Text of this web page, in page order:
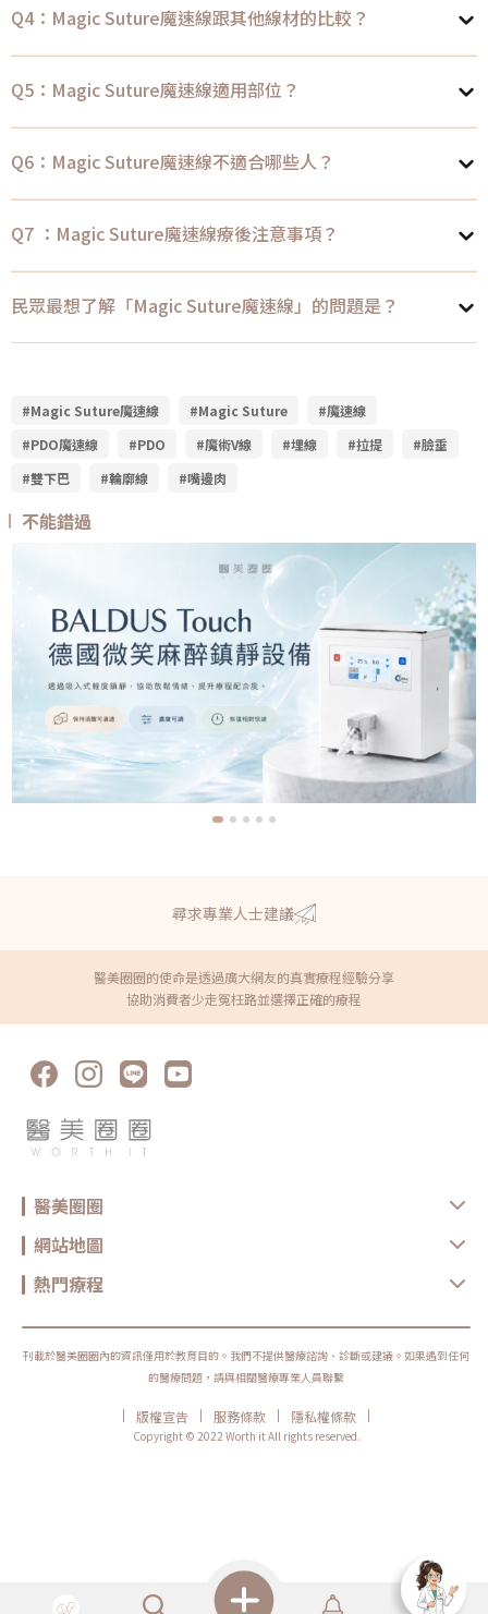
Q4：Magic Suture魔速線跟其他線材的比較？
Q5：Magic Suture魔速線適用部位？
Q6：Magic Suture魔速線不適合哪些人？
Q7 ：Magic Suture魔速線療後注意事項？
民眾最想了解「Magic Suture魔速線」的問題是？
#Magic Suture魔速線 #Magic Suture
#魔速線
#PDO魔速線
#PDO #魔術V線 #埋線 #拉提
#臉垂
#雙下巴
#輪廓線 #嘴邊肉
不能錯過
尋求專業人士建議
醫美圈圈的使命是透過廣大網友的真實療程經驗分享
協助消費者少走冤枉路並選擇正確的療程
醫美圈圈
網站地圖
熱門療程
刊載於醫美圈圈內的資訊僅用於教育目的。我們不提供醫療諮詢、診斷或建議。如果遇到任何
的醫療問題，請與相關醫療專業人員聯繫
| 版權宣告 | 服務條款 | 隱私權條款
|
Copyright © 2022 Worth it All rights reserved.